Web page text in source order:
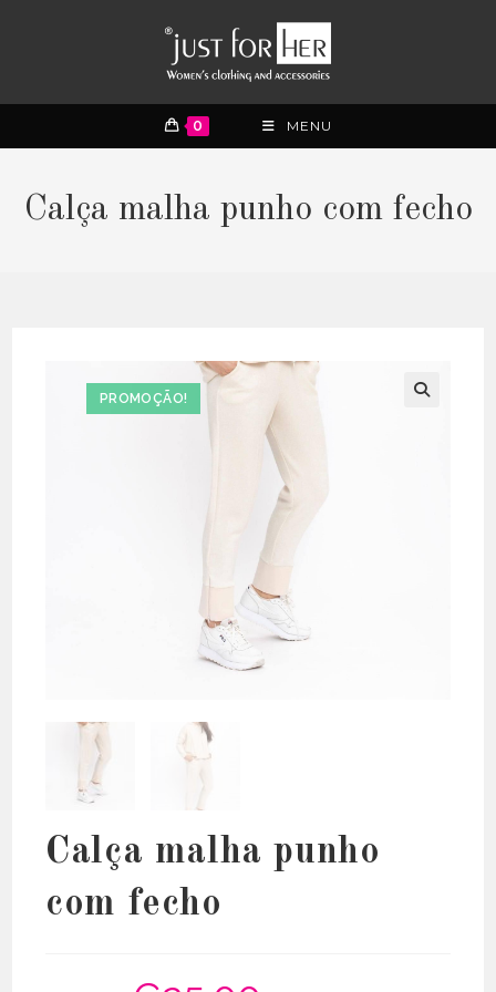
0 MENU
Calça malha punho com fecho
PROMOÇÃO!
Calça malha punho
com fecho
O